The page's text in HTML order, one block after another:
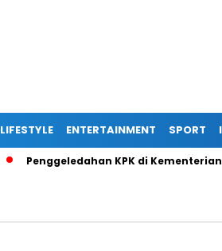
LIFESTYLE ENTERTAINMENT SPORT
Penggeledahan KPK di Kementerian